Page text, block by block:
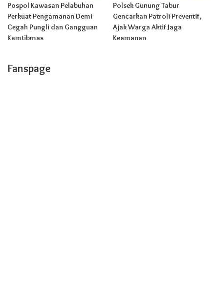
Pospol Kawasan Pelabuhan
Perkuat Pengamanan Demi
Cegah Pungli dan Gangguan
Kamtibmas
Polsek Gunung Tabur
Gencarkan Patroli Preventif,
Ajak Warga Aktif Jaga
Keamanan
Fanspage